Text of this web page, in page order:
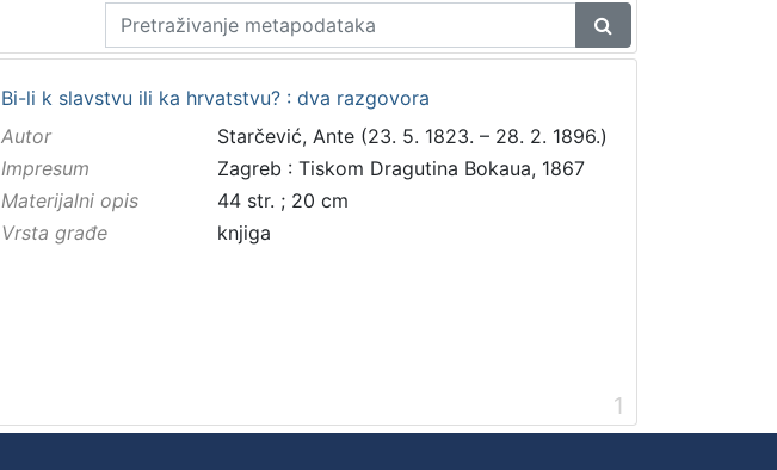
Bi-li k slavstvu ili ka hrvatstvu? : dva razgovora
Autor
Starčević, Ante (23. 5. 1823. – 28. 2. 1896.)
Impresum
Zagreb : Tiskom Dragutina Bokaua, 1867
Materijalni opis
44 str. ; 20 cm
Vrsta građe
knjiga
1